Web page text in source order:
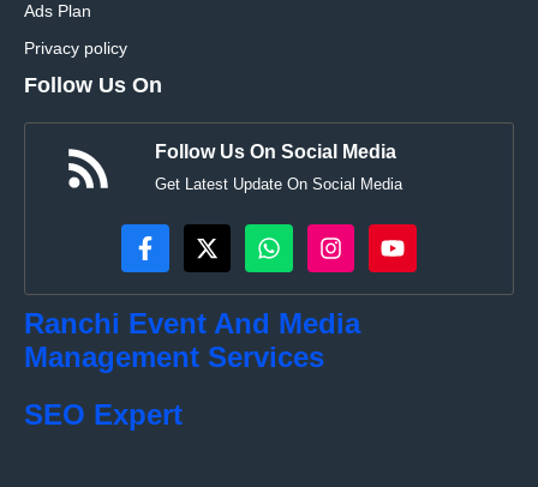
Ads Plan
Privacy policy
Follow Us On
Follow Us On Social Media
Get Latest Update On Social Media
Ranchi Event And Media
Management Services
SEO Expert